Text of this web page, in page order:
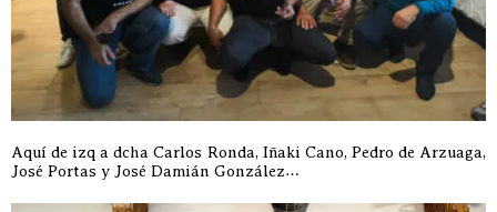
Aquí de izq a dcha Carlos Ronda, Iñaki Cano, Pedro de Arzuaga,
José Portas y José Damián González…